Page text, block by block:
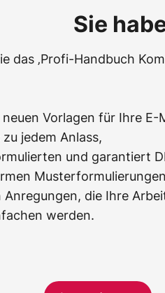
Sie
das ‚Profi-Handbuch
Vorlagen für Ihre E-
jedem Anlass,
und garantiert
Anregungen, die Ihre
werden.